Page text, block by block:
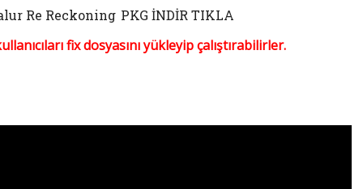
Re Reckoning PKG İNDİR TIKLA
fix dosyasını yükleyip çalıştırabilirler.